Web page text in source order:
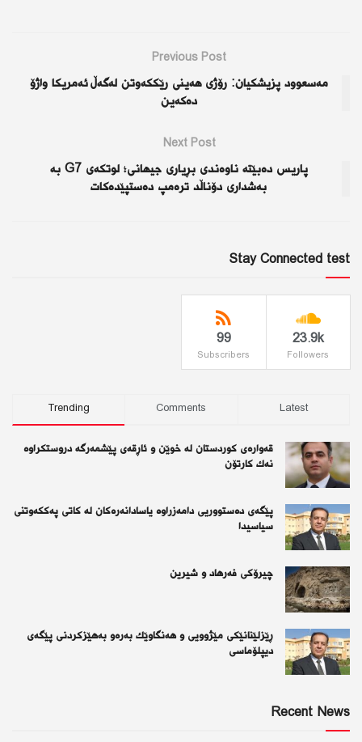
Previous Post
مەسعوود پزیشكیان: رۆژی هەینی رێككەوتن لەگەڵ ئەمریكا واژۆ
دەكەین
Next Post
پاریس دەبێتە ناوەندی بڕیاری جیهانی؛ لوتکەی G7 بە
بەشداری دۆناڵد ترەمپ دەستپێدەکات
Stay Connected test
23.9k
Followers
99
Subscribers
Trending Comments Latest
قەوارەی كوردستان لە خوێن و ئاڕقەی پێشمەرگە دروستكراوە
نەك كارتۆن
پێگەی دەستووریی دامەزراوە یاسادانەرەكان لە كاتی پەككەوتنی
سیاسیدا
چیرۆكی فەرهاد و شیرین
ڕێزلێنانێكی مێژوویی و هەنگاوێك بەرەو بەهێزكردنی پێگەی
دیپلۆماسی
Recent News